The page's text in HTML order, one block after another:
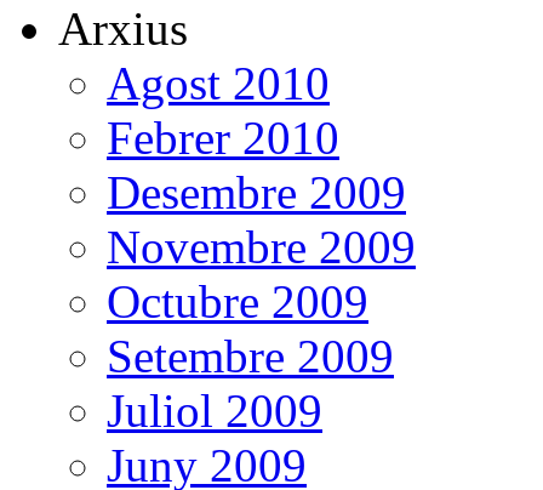
Arxius
Agost 2010
Febrer 2010
Desembre 2009
Novembre 2009
Octubre 2009
Setembre 2009
Juliol 2009
Juny 2009